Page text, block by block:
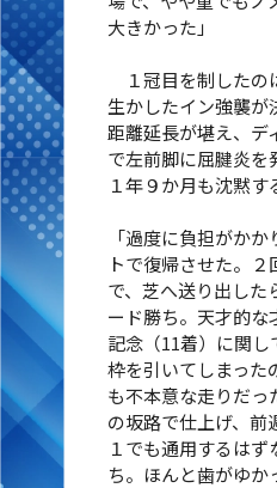
大きかった」
１冠目を制したの
生かしたイン強襲が
距離延長が堪え、デ
で左前脚に屈腱炎を
１年９か月も沈黙す
「過度に負担がか
トで復帰させた。
で、芝へ送り出した
ード勝ち。天才的な
記念（11着）に関
枠を引いてしまった
も不本意な走りだっ
の坂路で仕上げ、前
１でも通用するは
ち。ほんと歯がゆか